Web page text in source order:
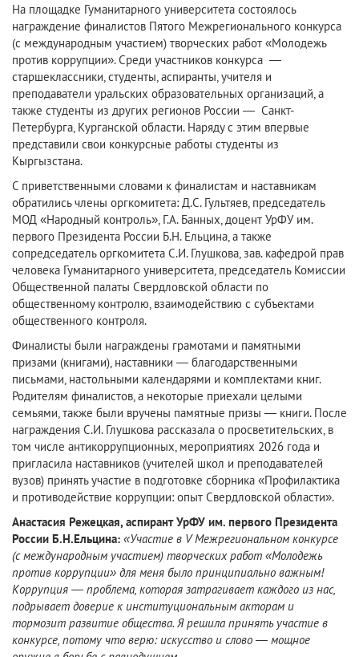
На площадке Гуманитарного университета состоялось
награждение финалистов Пятого Межрегионального конкурса
(с международным участием) творческих работ «Молодежь
против коррупции». Среди участников конкурса —
старшеклассники, студенты, аспиранты, учителя и
преподаватели уральских образовательных организаций, а
также студенты из других регионов России — Санкт-
Петербурга, Курганской области. Наряду с этим впервые
представили свои конкурсные работы студенты из
Кыргызстана.
С приветственными словами к финалистам и наставникам
обратились члены оргкомитета: Д.С. Гультяев, председатель
МОД «Народный контроль», Г.А. Банных, доцент УрФУ им.
первого Президента России Б.Н. Ельцина, а также
сопредседатель оргкомитета С.И. Глушкова, зав. кафедрой прав
человека Гуманитарного университета, председатель Комиссии
Общественной палаты Свердловской области по
общественному контролю, взаимодействию с субъектами
общественного контроля.
Финалисты были награждены грамотами и памятными
призами (книгами), наставники — благодарственными
письмами, настольными календарями и комплектами книг.
Родителям финалистов, а некоторые приехали целыми
семьями, также были вручены памятные призы — книги. После
награждения С.И. Глушкова рассказала о просветительских, в
том числе антикоррупционных, мероприятиях 2026 года и
пригласила наставников (учителей школ и преподавателей
вузов) принять участие в подготовке сборника «Профилактика
и противодействие коррупции: опыт Свердловской области».
Анастасия Режецкая, аспирант УрФУ им. первого Президента
России Б.Н.Ельцина: «Участие в V Межрегиональном конкурсе
(с международным участием) творческих работ «Молодежь
против коррупции» для меня было принципиально важным!
Коррупция — проблема, которая затрагивает каждого из нас,
подрывает доверие к институциональным акторам и
тормозит развитие общества. Я решила принять участие в
конкурсе, потому что верю: искусство и слово — мощное